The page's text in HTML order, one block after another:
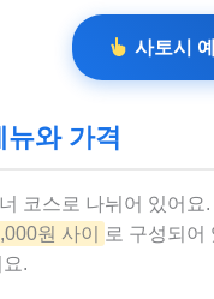
사토시
와 가격
코스로 나뉘어 있어요.
원 사이
로 구성되어
.